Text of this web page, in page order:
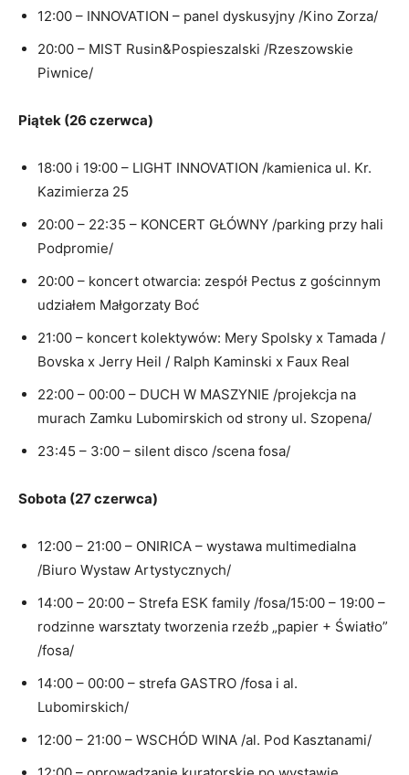
12:00 – INNOVATION – panel dyskusyjny /Kino Zorza/
20:00 – MIST Rusin&Pospieszalski /Rzeszowskie
Piwnice/
Piątek (26 czerwca)
18:00 i 19:00 – LIGHT INNOVATION /kamienica ul. Kr.
Kazimierza 25
20:00 – 22:35 – KONCERT GŁÓWNY /parking przy hali
Podpromie/
20:00 – koncert otwarcia: zespół Pectus z gościnnym
udziałem Małgorzaty Boć
21:00 – koncert kolektywów: Mery Spolsky x Tamada /
Bovska x Jerry Heil / Ralph Kaminski x Faux Real
22:00 – 00:00 – DUCH W MASZYNIE /projekcja na
murach Zamku Lubomirskich od strony ul. Szopena/
23:45 – 3:00 – silent disco /scena fosa/
Sobota (27 czerwca)
12:00 – 21:00 – ONIRICA – wystawa multimedialna
/Biuro Wystaw Artystycznych/
14:00 – 20:00 – Strefa ESK family /fosa/15:00 – 19:00 –
rodzinne warsztaty tworzenia rzeźb „papier + Światło”
/fosa/
14:00 – 00:00 – strefa GASTRO /fosa i al.
Lubomirskich/
12:00 – 21:00 – WSCHÓD WINA /al. Pod Kasztanami/